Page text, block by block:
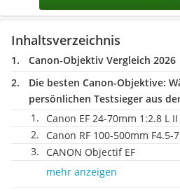
Inhaltsverzeichnis
Canon-Objektiv Vergleich 2026
Die besten Canon-Objektive:
persönlichen Testsieger aus
Canon EF 24-70mm 1:2.8 L II
Canon RF 100-500mm F4.5-
CANON Objectif EF
mehr anzeigen